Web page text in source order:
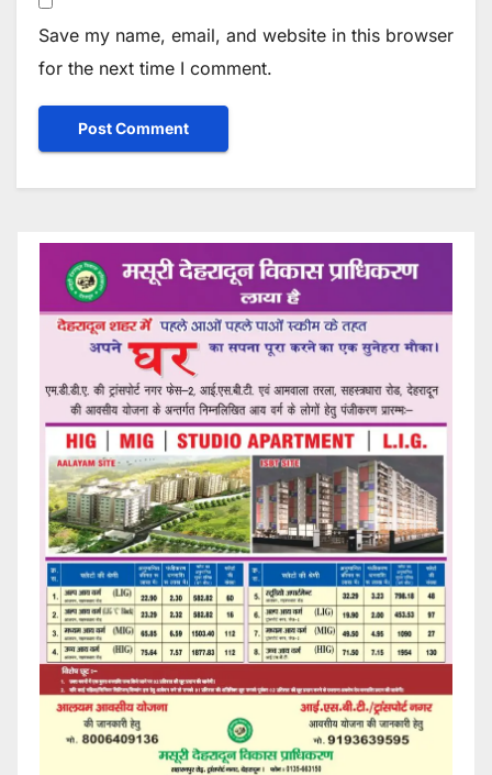
Save my name, email, and website in this browser
for the next time I comment.